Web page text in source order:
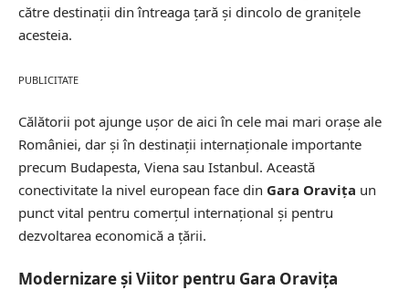
către destinații din întreaga țară și dincolo de granițele
acesteia.
PUBLICITATE
Călătorii pot ajunge ușor de aici în cele mai mari orașe ale
României, dar și în destinații internaționale importante
precum Budapesta, Viena sau Istanbul. Această
conectivitate la nivel european face din Gara Oravița un
punct vital pentru comerțul internațional și pentru
dezvoltarea economică a țării.
Modernizare și Viitor pentru Gara Oravița